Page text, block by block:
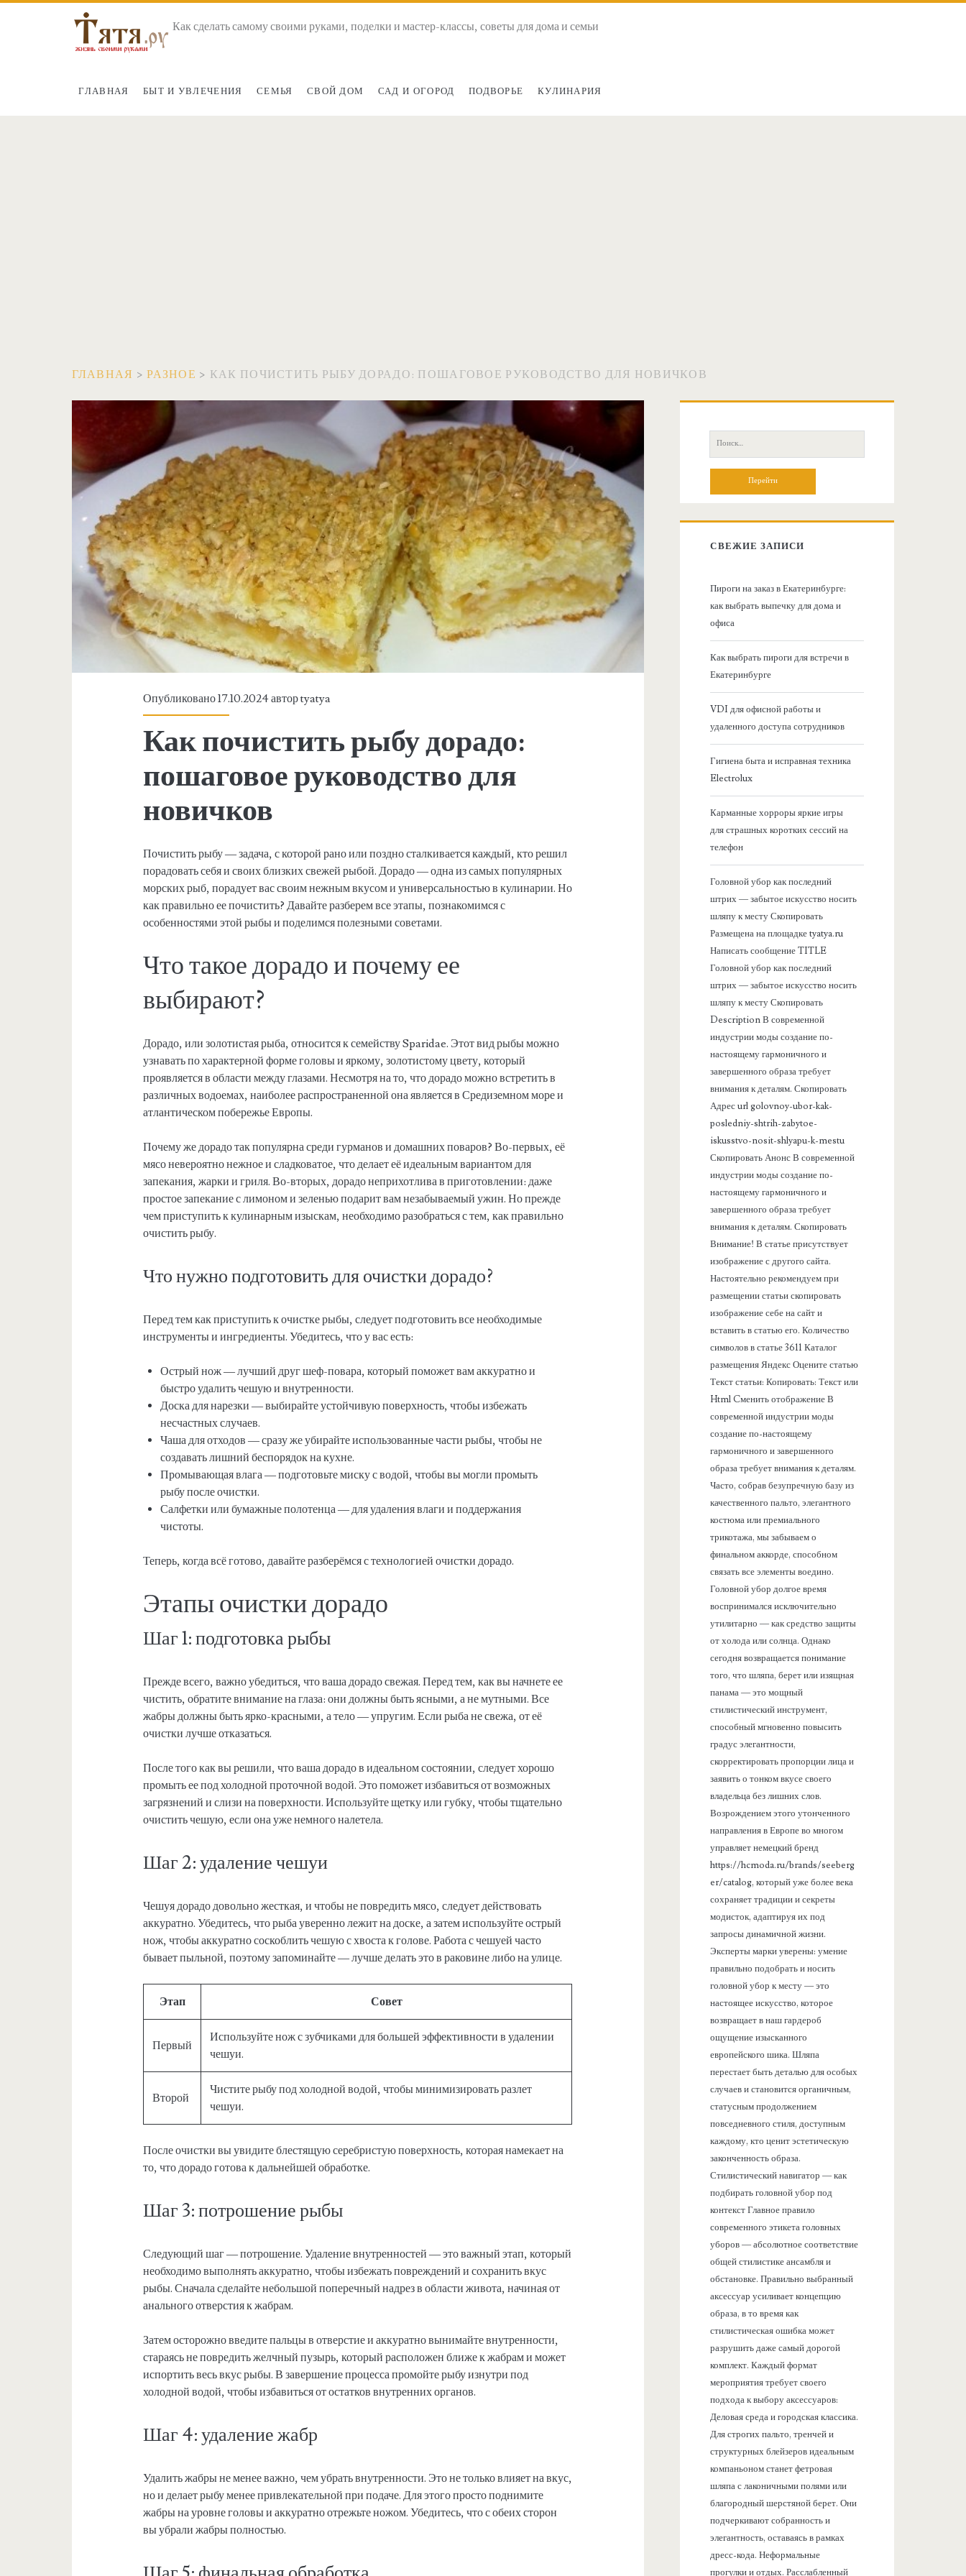
Как сделать самому своими руками, поделки и мастер-классы, советы для дома и семьи
ГЛАВНАЯ БЫТ И УВЛЕЧЕНИЯ СЕМЬЯ СВОЙ ДОМ САД И ОГОРОД ПОДВОРЬЕ КУЛИНАРИЯ
ГЛАВНАЯ >РАЗНОЕ > КАК ПОЧИСТИТЬ РЫБУ ДОРАДО: ПОШАГОВОЕ РУКОВОДСТВО ДЛЯ НОВИЧКОВ
Опубликовано 17.10.2024 авторtyatya
Как почистить рыбу дорадо:
пошаговое руководство для
новичков
Почистить рыбу — задача, с которой рано или поздно сталкивается каждый, кто решил
порадовать себя и своих близких свежей рыбой. Дорадо — одна из самых популярных
морских рыб, порадует вас своим нежным вкусом и универсальностью в кулинарии. Но
как правильно ее почистить? Давайте разберем все этапы, познакомимся с
особенностями этой рыбы и поделимся полезными советами.
Что такое дорадо и почему ее
выбирают?
Дорадо, или золотистая рыба, относится к семейству Sparidae. Этот вид рыбы можно
узнавать по характерной форме головы и яркому, золотистому цвету, который
проявляется в области между глазами. Несмотря на то, что дорадо можно встретить в
различных водоемах, наиболее распространенной она является в Средиземном море и
атлантическом побережье Европы.
Почему же дорадо так популярна среди гурманов и домашних поваров? Во-первых, её
мясо невероятно нежное и сладковатое, что делает её идеальным вариантом для
запекания, жарки и гриля. Во-вторых, дорадо неприхотлива в приготовлении: даже
простое запекание с лимоном и зеленью подарит вам незабываемый ужин. Но прежде
чем приступить к кулинарным изыскам, необходимо разобраться с тем, как правильно
очистить рыбу.
Что нужно подготовить для очистки дорадо?
Перед тем как приступить к очистке рыбы, следует подготовить все необходимые
инструменты и ингредиенты. Убедитесь, что у вас есть:
Острый нож — лучший друг шеф-повара, который поможет вам аккуратно и
быстро удалить чешую и внутренности.
Доска для нарезки — выбирайте устойчивую поверхность, чтобы избежать
несчастных случаев.
Чаша для отходов — сразу же убирайте использованные части рыбы, чтобы не
создавать лишний беспорядок на кухне.
Промывающая влага — подготовьте миску с водой, чтобы вы могли промыть
рыбу после очистки.
Салфетки или бумажные полотенца — для удаления влаги и поддержания
чистоты.
Теперь, когда всё готово, давайте разберёмся с технологией очистки дорадо.
Этапы очистки дорадо
Шаг 1: подготовка рыбы
Прежде всего, важно убедиться, что ваша дорадо свежая. Перед тем, как вы начнете ее
чистить, обратите внимание на глаза: они должны быть ясными, а не мутными. Все
жабры должны быть ярко-красными, а тело — упругим. Если рыба не свежа, от её
очистки лучше отказаться.
После того как вы решили, что ваша дорадо в идеальном состоянии, следует хорошо
промыть ее под холодной проточной водой. Это поможет избавиться от возможных
загрязнений и слизи на поверхности. Используйте щетку или губку, чтобы тщательно
очистить чешую, если она уже немного налетела.
Шаг 2: удаление чешуи
Чешуя дорадо довольно жесткая, и чтобы не повредить мясо, следует действовать
аккуратно. Убедитесь, что рыба уверенно лежит на доске, а затем используйте острый
нож, чтобы аккуратно соскоблить чешую с хвоста к голове. Работа с чешуей часто
бывает пыльной, поэтому запоминайте — лучше делать это в раковине либо на улице.
Этап Совет
Первый
Используйте нож с зубчиками для большей эффективности в удалении
чешуи.
Второй
Чистите рыбу под холодной водой, чтобы минимизировать разлет
чешуи.
После очистки вы увидите блестящую серебристую поверхность, которая намекает на
то, что дорадо готова к дальнейшей обработке.
Шаг 3: потрошение рыбы
Следующий шаг — потрошение. Удаление внутренностей — это важный этап, который
необходимо выполнять аккуратно, чтобы избежать повреждений и сохранить вкус
рыбы. Сначала сделайте небольшой поперечный надрез в области живота, начиная от
анального отверстия к жабрам.
Затем осторожно введите пальцы в отверстие и аккуратно вынимайте внутренности,
стараясь не повредить желчный пузырь, который расположен ближе к жабрам и может
испортить весь вкус рыбы. В завершение процесса промойте рыбу изнутри под
холодной водой, чтобы избавиться от остатков внутренних органов.
Шаг 4: удаление жабр
Удалить жабры не менее важно, чем убрать внутренности. Это не только влияет на вкус,
но и делает рыбу менее привлекательной при подаче. Для этого просто поднимите
жабры на уровне головы и аккуратно отрежьте ножом. Убедитесь, что с обеих сторон
вы убрали жабры полностью.
о
П
о
:
СВЕЖИЕ ЗАПИСИ
Пироги на заказ в Екатеринбурге:
как выбрать выпечку для дома и
офиса
Как выбрать пироги для встречи в
Екатеринбурге
VDI для офисной работы и
удаленного доступа сотрудников
Гигиена быта и исправная техника
Electrolux
Карманные хорроры яркие игры
для страшных коротких сессий на
телефон
Головной убор как последний
штрих — забытое искусство носить
шляпу к месту Скопировать
Размещена на площадке tyatya.ru
Написать сообщение TITLE
Головной убор как последний
штрих — забытое искусство носить
шляпу к месту Скопировать
Description В современной
индустрии моды создание по-
настоящему гармоничного и
завершенного образа требует
внимания к деталям. Скопировать
Адрес url golovnoy-ubor-kak-
posledniy-shtrih-zabytoe-
iskusstvo-nosit-shlyapu-k-mestu
Скопировать Анонс В современной
индустрии моды создание по-
настоящему гармоничного и
завершенного образа требует
внимания к деталям. Скопировать
Внимание! В статье присутствует
изображение с другого сайта.
Настоятельно рекомендуем при
размещении статьи скопировать
изображение себе на сайт и
вставить в статью его. Количество
символов в статье 3611 Каталог
размещения Яндекс Оцените статью
Текст статьи: Копировать: Текст или
Html Cменить отображение В
современной индустрии моды
создание по-настоящему
гармоничного и завершенного
образа требует внимания к деталям.
Часто, собрав безупречную базу из
качественного пальто, элегантного
костюма или премиального
трикотажа, мы забываем о
финальном аккорде, способном
связать все элементы воедино.
Головной убор долгое время
воспринимался исключительно
утилитарно — как средство защиты
от холода или солнца. Однако
сегодня возвращается понимание
того, что шляпа, берет или изящная
панама — это мощный
стилистический инструмент,
способный мгновенно повысить
градус элегантности,
скорректировать пропорции лица и
заявить о тонком вкусе своего
владельца без лишних слов.
Возрождением этого утонченного
направления в Европе во многом
управляет немецкий бренд
https://hcmoda.ru/brands/seeberg
er/catalog, который уже более века
сохраняет традиции и секреты
модисток, адаптируя их под
запросы динамичной жизни.
Эксперты марки уверены: умение
правильно подобрать и носить
головной убор к месту — это
настоящее искусство, которое
возвращает в наш гардероб
ощущение изысканного
европейского шика. Шляпа
перестает быть деталью для особых
случаев и становится органичным,
статусным продолжением
повседневного стиля, доступным
каждому, кто ценит эстетическую
законченность образа.
Стилистический навигатор — как
подбирать головной убор под
контекст Главное правило
современного этикета головных
уборов — абсолютное соответствие
общей стилистике ансамбля и
обстановке. Правильно выбранный
аксессуар усиливает концепцию
образа, в то время как
стилистическая ошибка может
разрушить даже самый дорогой
комплект. Каждый формат
мероприятия требует своего
подхода к выбору аксессуаров:
Деловая среда и городская классика.
Для строгих пальто, тренчей и
структурных блейзеров идеальным
компаньоном станет фетровая
шляпа с лаконичными полями или
благородный шерстяной берет. Они
подчеркивают собранность и
элегантность, оставаясь в рамках
дресс-кода. Неформальные
прогулки и отдых. Расслабленный